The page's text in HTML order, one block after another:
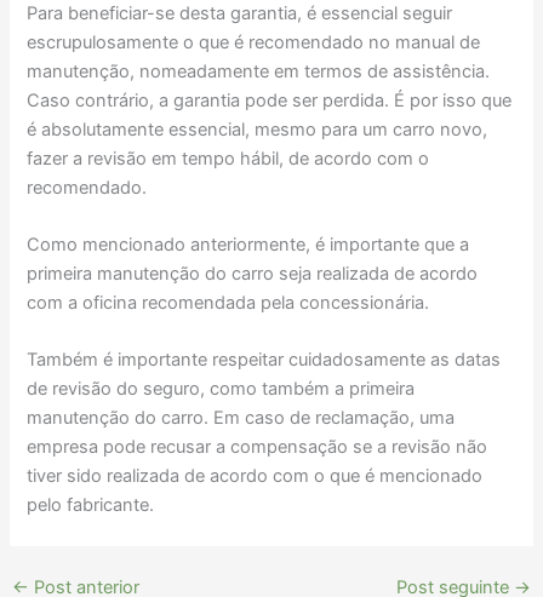
Para beneficiar-se desta garantia, é essencial seguir
escrupulosamente o que é recomendado no manual de
manutenção, nomeadamente em termos de assistência.
Caso contrário, a garantia pode ser perdida. É por isso que
é absolutamente essencial, mesmo para um carro novo,
fazer a revisão em tempo hábil, de acordo com o
recomendado.
Como mencionado anteriormente, é importante que a
primeira manutenção do carro seja realizada de acordo
com a oficina recomendada pela concessionária.
Também é importante respeitar cuidadosamente as datas
de revisão do seguro, como também a primeira
manutenção do carro. Em caso de reclamação, uma
empresa pode recusar a compensação se a revisão não
tiver sido realizada de acordo com o que é mencionado
pelo fabricante.
← Post anterior Post seguinte →